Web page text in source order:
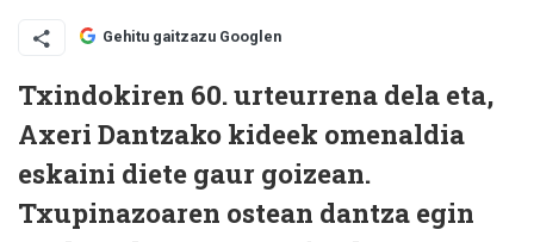
Gehitu gaitzazu Googlen
Txindokiren 60. urteurrena dela eta,
Axeri Dantzako kideek omenaldia
eskaini diete gaur goizean.
Txupinazoaren ostean dantza egin